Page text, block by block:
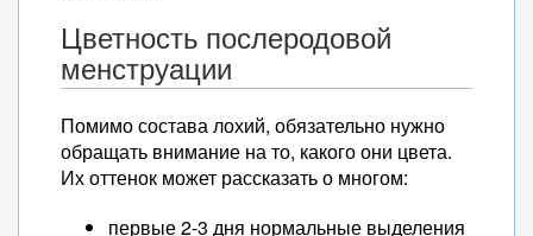
Цветность послеродовой
менструации
Помимо состава лохий, обязательно нужно
обращать внимание на то, какого они цвета.
Их оттенок может рассказать о многом:
первые 2-3 дня нормальные выделения